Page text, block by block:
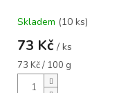
Skladem (10 ks)
73 Kč / ks
Měrná
cena:
73 Kč / 100 g